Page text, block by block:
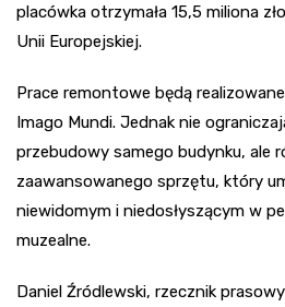
placówka otrzymała 15,5 miliona
Unii Europejskiej.
Prace remontowe będą
Imago Mundi. Jednak nie
przebudowy samego budynku, ale
zaawansowanego sprzętu, który
niewidomym i niedosłyszącym w
muzealne.
Daniel Źródlewski, rzecznik